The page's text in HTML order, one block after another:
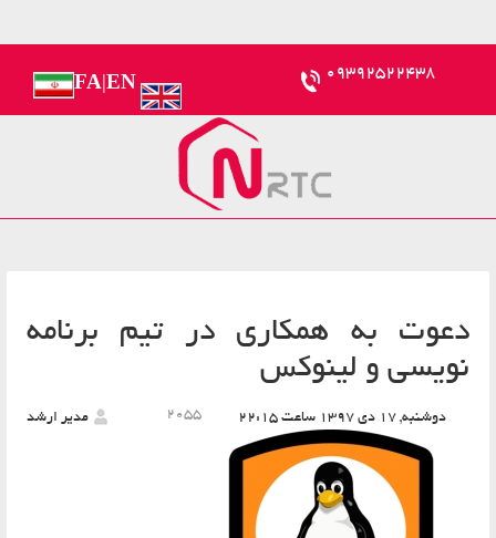
09392522438
EN
|
FA
دعوت به همکاری در تیم برنامه
نویسی و لینوکس
دوشنبه, 17 دی 1397 ساعت 22:15 2055 مدیر ارشد